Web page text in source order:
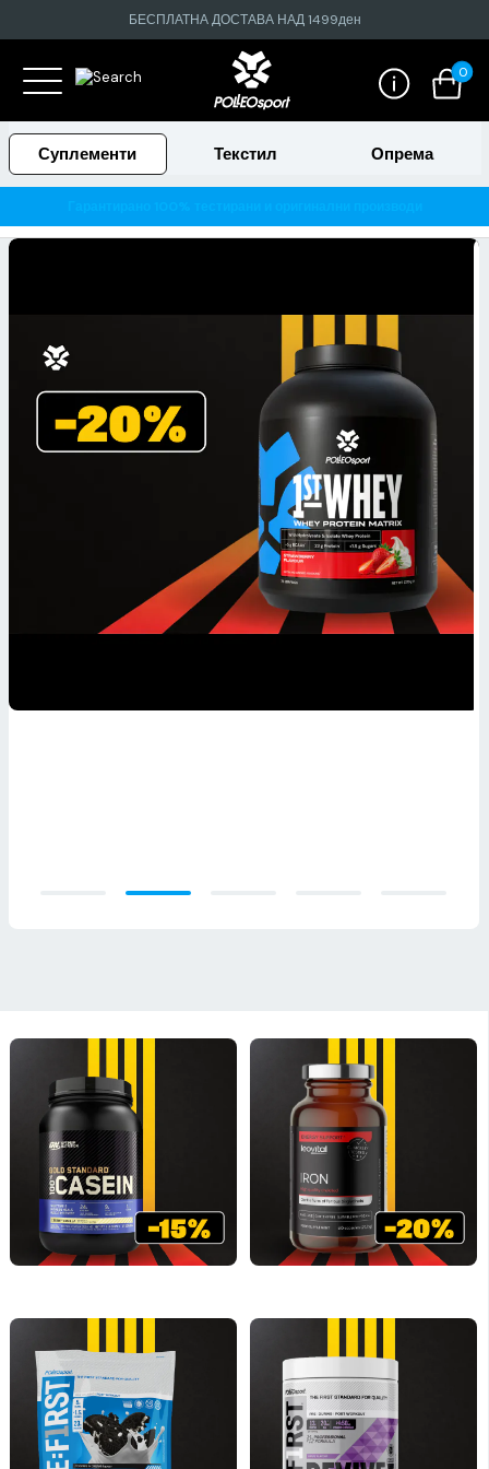
БЕСПЛАТНА ДОСТАВА НАД 1499ден
0
Суплементи Текстил Опрема